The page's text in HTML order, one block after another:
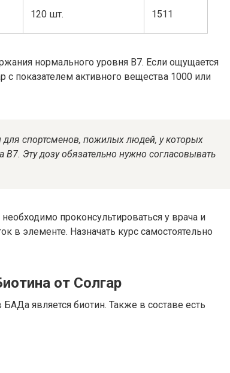
120 шт. 1511
нормального уровня В7. Если ощущается
с показателем активного вещества 1000 или
для спортсменов, пожилых людей, у которых
В7. Эту дозу обязательно нужно согласовывать
проконсультироваться у врача и
в элементе. Назначать курс самостоятельно
от Солгар
является биотин. Также в составе есть